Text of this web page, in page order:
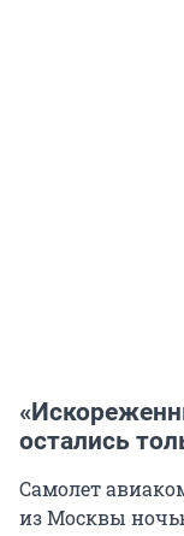
остались
Самолет
из Москвы